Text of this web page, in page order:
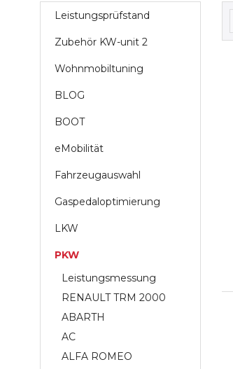
Leistungsprüfstand
Zubehör KW-unit 2
Wohnmobiltuning
BLOG
BOOT
eMobilität
Fahrzeugauswahl
Gaspedaloptimierung
LKW
PKW
Leistungsmessung
RENAULT TRM 2000
ABARTH
AC
ALFA ROMEO